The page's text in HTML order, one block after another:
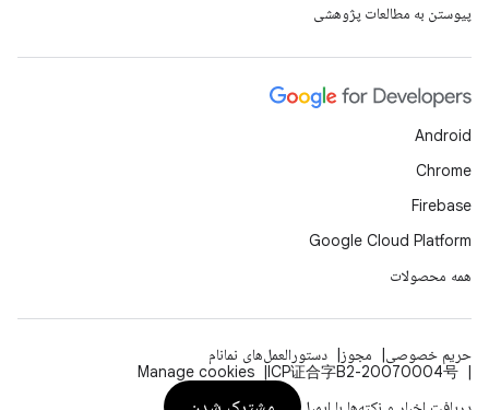
پیوستن به مطالعات پژوهشی
Android
Chrome
Firebase
Google Cloud Platform
همه محصولات
حریم خصوصی مجوز
دستورالعمل‌های نمانام
ICP证合字B2-20070004号
Manage cookies